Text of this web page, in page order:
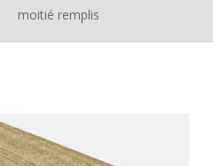
moitié remplis